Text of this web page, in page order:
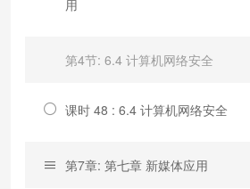
用
第4节: 6.4 计算机网络安全
课时 48 : 6.4 计算机网络安全
第7章: 第七章 新媒体应用